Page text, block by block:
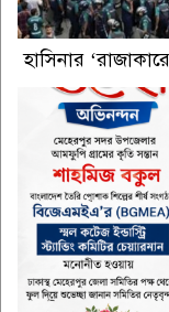
হাসিনার